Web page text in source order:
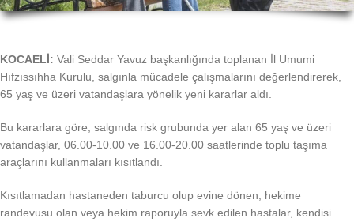
KOCAELİ: Vali Seddar Yavuz başkanlığında toplanan İl Umumi
Hıfzıssıhha Kurulu, salgınla mücadele çalışmalarını değerlendirerek,
65 yaş ve üzeri vatandaşlara yönelik yeni kararlar aldı.
Bu kararlara göre, salgında risk grubunda yer alan 65 yaş ve üzeri
vatandaşlar, 06.00-10.00 ve 16.00-20.00 saatlerinde toplu taşıma
araçlarını kullanmaları kısıtlandı.
Kısıtlamadan hastaneden taburcu olup evine dönen, hekime
randevusu olan veya hekim raporuyla sevk edilen hastalar, kendisi